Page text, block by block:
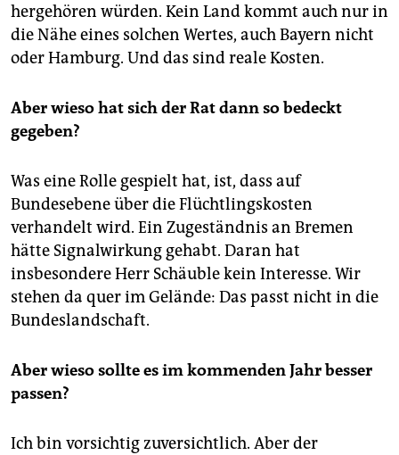
hergehören würden. Kein Land kommt auch nur in
die Nähe eines solchen Wertes, auch Bayern nicht
oder Hamburg. Und das sind reale Kosten.
Aber wieso hat sich der Rat dann so bedeckt
gegeben?
Was eine Rolle gespielt hat, ist, dass auf
Bundesebene über die Flüchtlingskosten
verhandelt wird. Ein Zugeständnis an Bremen
hätte Signalwirkung gehabt. Daran hat
insbesondere Herr Schäuble kein Interesse. Wir
stehen da quer im Gelände: Das passt nicht in die
Bundeslandschaft.
Aber wieso sollte es im kommenden Jahr besser
passen?
Ich bin vorsichtig zuversichtlich. Aber der